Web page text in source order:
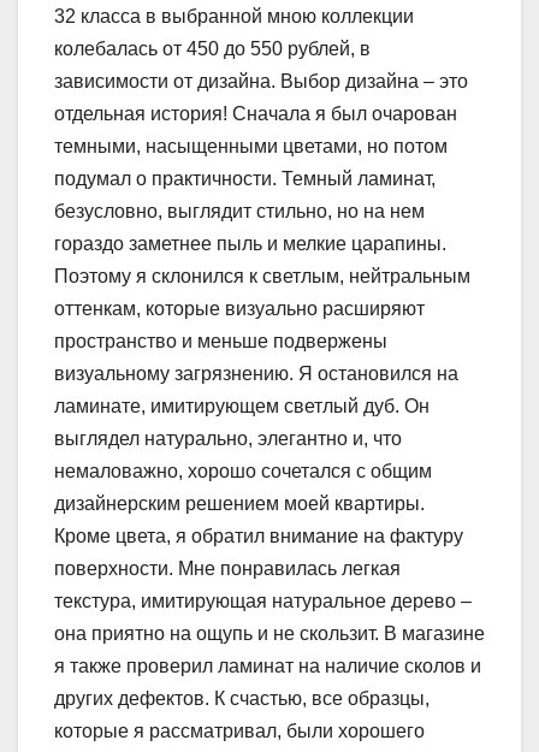
32 класса в выбранной мною коллекции
колебалась от 450 до 550 рублей, в
зависимости от дизайна. Выбор дизайна – это
отдельная история! Сначала я был очарован
темными, насыщенными цветами, но потом
подумал о практичности. Темный ламинат,
безусловно, выглядит стильно, но на нем
гораздо заметнее пыль и мелкие царапины.
Поэтому я склонился к светлым, нейтральным
оттенкам, которые визуально расширяют
пространство и меньше подвержены
визуальному загрязнению. Я остановился на
ламинате, имитирующем светлый дуб. Он
выглядел натурально, элегантно и, что
немаловажно, хорошо сочетался с общим
дизайнерским решением моей квартиры.
Кроме цвета, я обратил внимание на фактуру
поверхности. Мне понравилась легкая
текстура, имитирующая натуральное дерево –
она приятно на ощупь и не скользит. В магазине
я также проверил ламинат на наличие сколов и
других дефектов. К счастью, все образцы,
которые я рассматривал, были хорошего